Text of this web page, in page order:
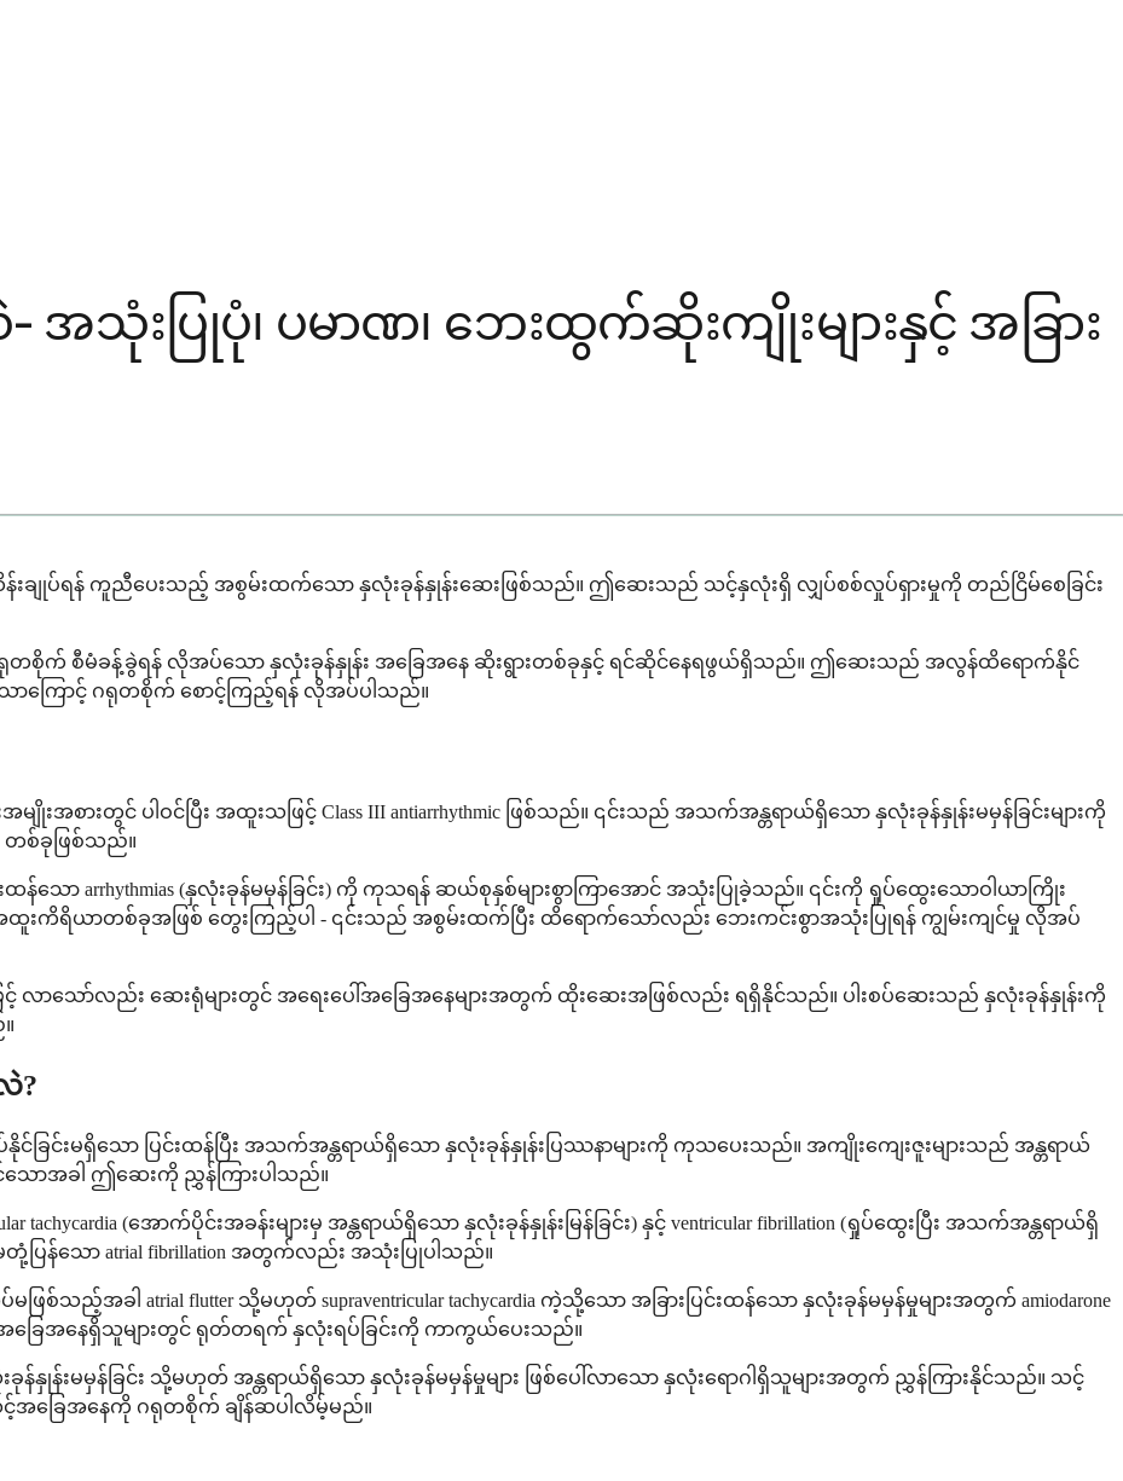
အသုံးပြုပုံ၊ ပမာဏ၊ ဘေးထွက်ဆိုးကျိုးများနှင့် အခြား
ကို ထိန်းချုပ်ရန် ကူညီပေးသည့် အစွမ်းထက်သော နှလုံးခုန်နှုန်းဆေးဖြစ်သည်။ ဤဆေးသည် သင့်နှလုံးရှိ လျှပ်စစ်လှုပ်ရှားမှုကို တည်ငြိမ်စေခြင်း
ဂရုတစိုက် စီမံခန့်ခွဲရန် လိုအပ်သော နှလုံးခုန်နှုန်း အခြေအနေ ဆိုးရွားတစ်ခုနှင့် ရင်ဆိုင်နေရဖွယ်ရှိသည်။ ဤဆေးသည် အလွန်ထိရောက်နိုင်
ာကြောင့် ဂရုတစိုက် စောင့်ကြည့်ရန် လိုအပ်ပါသည်။
းအမျိုးအစားတွင် ပါဝင်ပြီး အထူးသဖြင့် Class III antiarrhythmic ဖြစ်သည်။ ၎င်းသည် အသက်အန္တရာယ်ရှိသော နှလုံးခုန်နှုန်းမမှန်ခြင်းများကို
တစ်ခုဖြစ်သည်။
န်သော arrhythmias (နှလုံးခုန်မမှန်ခြင်း) ကို ကုသရန် ဆယ်စုနှစ်များစွာကြာအောင် အသုံးပြုခဲ့သည်။ ၎င်းကို ရှုပ်ထွေးသောဝါယာကြိုး
ထူးကိရိယာတစ်ခုအဖြစ် တွေးကြည့်ပါ - ၎င်းသည် အစွမ်းထက်ပြီး ထိရောက်သော်လည်း ဘေးကင်းစွာအသုံးပြုရန် ကျွမ်းကျင်မှု လိုအပ်
င့် လာသော်လည်း ဆေးရုံများတွင် အရေးပေါ်အခြေအနေများအတွက် ထိုးဆေးအဖြစ်လည်း ရရှိနိုင်သည်။ ပါးစပ်ဆေးသည် နှလုံးခုန်နှုန်းကို
?
ပ်နိုင်ခြင်းမရှိသော ပြင်းထန်ပြီး အသက်အန္တရာယ်ရှိသော နှလုံးခုန်နှုန်းပြဿနာများကို ကုသပေးသည်။ အကျိုးကျေးဇူးများသည် အန္တရာယ်
သောအခါ ဤဆေးကို ညွှန်ကြားပါသည်။
tachycardia (အောက်ပိုင်းအခန်းများမှ အန္တရာယ်ရှိသော နှလုံးခုန်နှုန်းမြန်ခြင်း) နှင့် ventricular fibrillation (ရှုပ်ထွေးပြီး အသက်အန္တရာယ်ရှိ
တုံ့ပြန်သော atrial fibrillation အတွက်လည်း အသုံးပြုပါသည်။
ည့်အခါ atrial flutter သို့မဟုတ် supraventricular tachycardia ကဲ့သို့သော အခြားပြင်းထန်သော နှလုံးခုန်မမှန်မှုများအတွက် amiodarone
ြေအနေရှိသူများတွင် ရုတ်တရက် နှလုံးရပ်ခြင်းကို ကာကွယ်ပေးသည်။
လုံးခုန်နှုန်းမမှန်ခြင်း သို့မဟုတ် အန္တရာယ်ရှိသော နှလုံးခုန်မမှန်မှုများ ဖြစ်ပေါ်လာသော နှလုံးရောဂါရှိသူများအတွက် ညွှန်ကြားနိုင်သည်။ သင့်
ခြေအနေကို ဂရုတစိုက် ချိန်ဆပါလိမ့်မည်။